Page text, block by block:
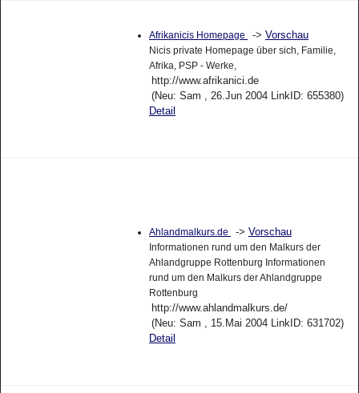
Afrikanicis Homepage -> Vorschau
Nicis private Homepage über sich, Familie,
Afrika, PSP - Werke,
http://www.afrikanici.de
(Neu: Sam , 26.Jun 2004 LinkID: 655380)
Detail
Ahlandmalkurs.de -> Vorschau
Informationen rund um den Malkurs der
Ahlandgruppe Rottenburg Informationen
rund um den Malkurs der Ahlandgruppe
Rottenburg
http://www.ahlandmalkurs.de/
(Neu: Sam , 15.Mai 2004 LinkID: 631702)
Detail